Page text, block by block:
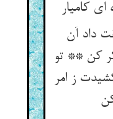
ای کامیار
داد آن
کن ** تو
ز امر